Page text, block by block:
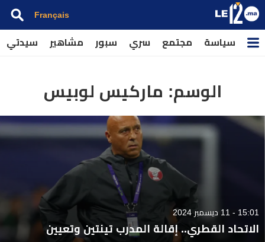
Français
سياسة مجتمع سري سبور مشاهير سيدتي
الوسم: ماركيس لوبيس
15:01 - 11 ديسمبر 2024
الاتحاد القطري.. إقالة المدرب تينتين وتعيين